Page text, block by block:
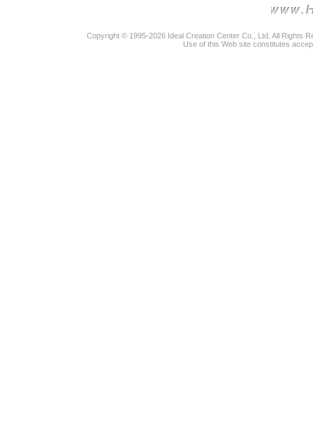
Copyright © 1995-2026 Ideal Creation Center Co., Ltd. All Rights
Use of this Web site constitutes